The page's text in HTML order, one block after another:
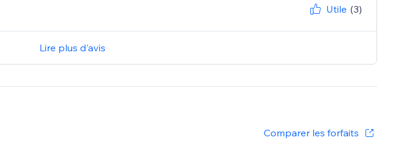
Utile (3)
Lire plus d'avis
Comparer les forfaits